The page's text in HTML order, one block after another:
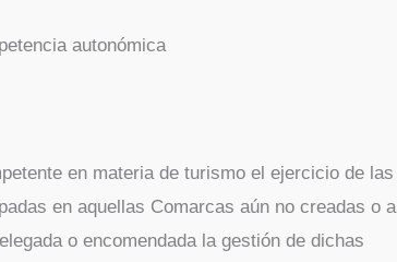
autonómica
en materia de turismo el ejercicio de las
en aquellas Comarcas aún no creadas o a
o encomendada la gestión de dichas